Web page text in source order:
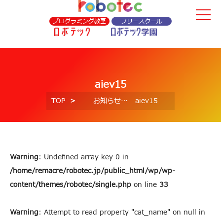
プログラミング教室 フリースクール
aiev15
TOP お知らせ aiev15
Warning: Undefined array key 0 in
/home/remacre/robotec.jp/public_html/wp/wp-
content/themes/robotec/single.php on line 33
Warning: Attempt to read property "cat_name" on null in